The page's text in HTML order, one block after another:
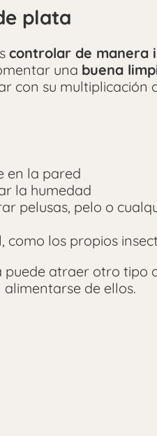
plata
controlar de manera
una buena
con su multiplicación
en la pared
la humedad
pelusas, pelo o
los propios
puede atraer otro tipo
alimentarse de ellos.